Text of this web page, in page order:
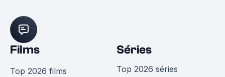
Films
Top 2026 films
Séries
Top 2026 séries